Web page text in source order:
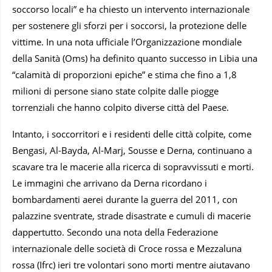
soccorso locali” e ha chiesto un intervento internazionale
per sostenere gli sforzi per i soccorsi, la protezione delle
vittime. In una nota ufficiale l’Organizzazione mondiale
della Sanità (Oms) ha definito quanto successo in Libia una
“calamità di proporzioni epiche” e stima che fino a 1,8
milioni di persone siano state colpite dalle piogge
torrenziali che hanno colpito diverse città del Paese.
Intanto, i soccorritori e i residenti delle città colpite, come
Bengasi, Al-Bayda, Al-Marj, Sousse e Derna, continuano a
scavare tra le macerie alla ricerca di sopravvissuti e morti.
Le immagini che arrivano da Derna ricordano i
bombardamenti aerei durante la guerra del 2011, con
palazzine sventrate, strade disastrate e cumuli di macerie
dappertutto. Secondo una nota della Federazione
internazionale delle società di Croce rossa e Mezzaluna
rossa (Ifrc) ieri tre volontari sono morti mentre aiutavano